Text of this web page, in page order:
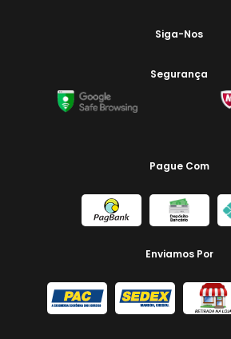
Siga-Nos
Segurança
Pague Com
Enviamos Por